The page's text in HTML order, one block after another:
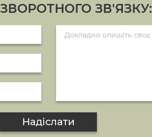
ЗВ'ЯЗКУ:
Надіслати